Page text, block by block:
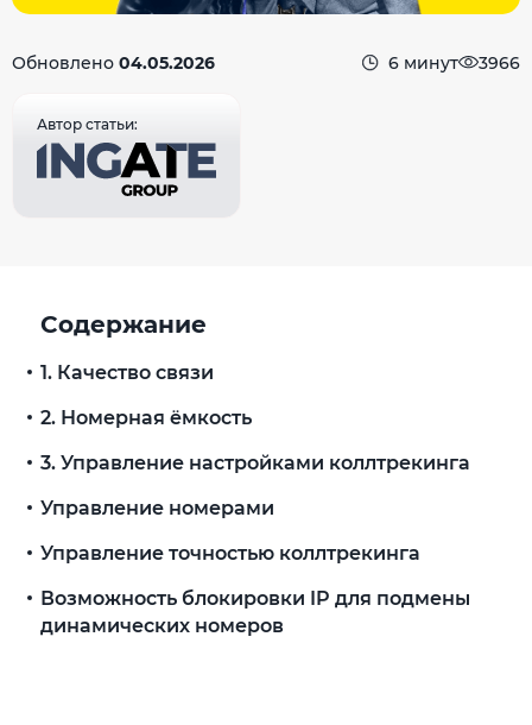
Обновлено 04.05.2026 6 минут 3966
Автор статьи:
Содержание
1. Качество связи
2. Номерная ёмкость
3. Управление настройками коллтрекинга
Управление номерами
Управление точностью коллтрекинга
Возможность блокировки IP для подмены
динамических номеров